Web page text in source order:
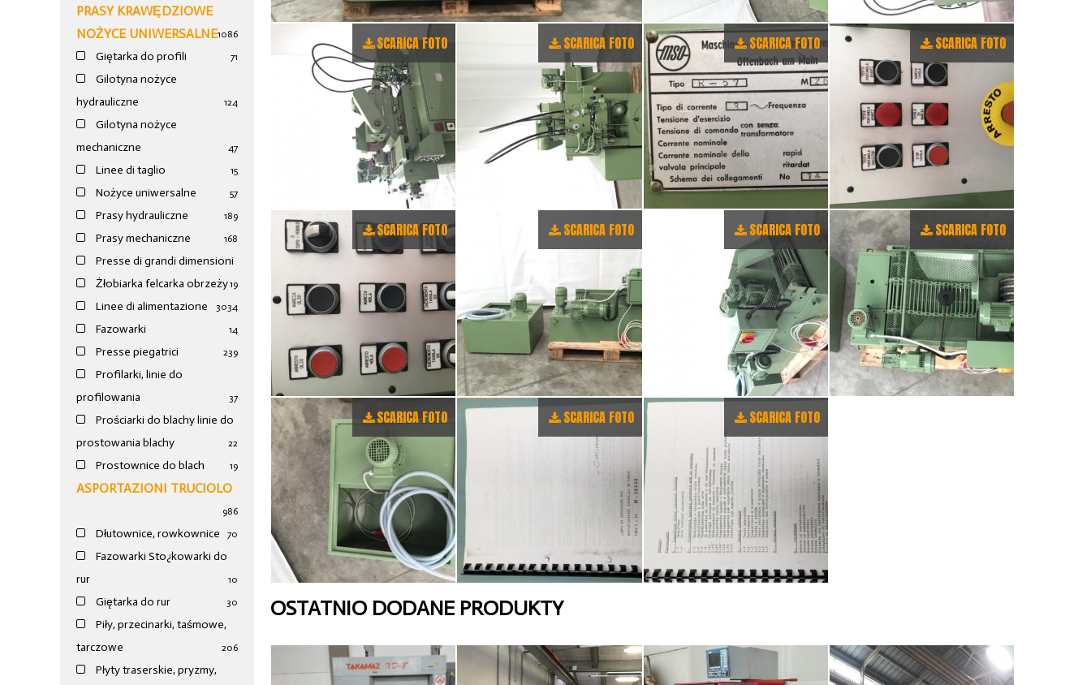
PRASY KRAWĘDZIOWE
NOŻYCE UNIWERSALNE1086
Giętarka do profili 71
Gilotyna nożyce
hydrauliczne
124
Gilotyna nożyce
mechaniczne
47
Linee di taglio 15
Nożyce uniwersalne 57
Prasy hydrauliczne 189
Prasy mechaniczne 168
Presse di grandi dimensioni
19
Żłobiarka felcarka obrzeży
34
Linee di alimentazione 30
Fazowarki 14
Presse piegatrici 239
Profilarki, linie do
profilowania
37
Prościarki do blachy linie do
prostowania blachy
22
Prostownice do blach 19
ASPORTAZIONI TRUCIOLO
986
Dłutownice, rowkownice 70
Fazowarki Sto¿kowarki do
rur
10
Giętarka do rur 30
Piły, przecinarki, taśmowe,
tarczowe
206
Płyty traserskie, pryzmy,
SCARICA FOTO SCARICA FOTO SCARICA FOTO SCARICA FOTO
SCARICA FOTO SCARICA FOTO SCARICA FOTO SCARICA FOTO
SCARICA FOTO SCARICA FOTO SCARICA FOTO
OSTATNIO DODANE PRODUKTY